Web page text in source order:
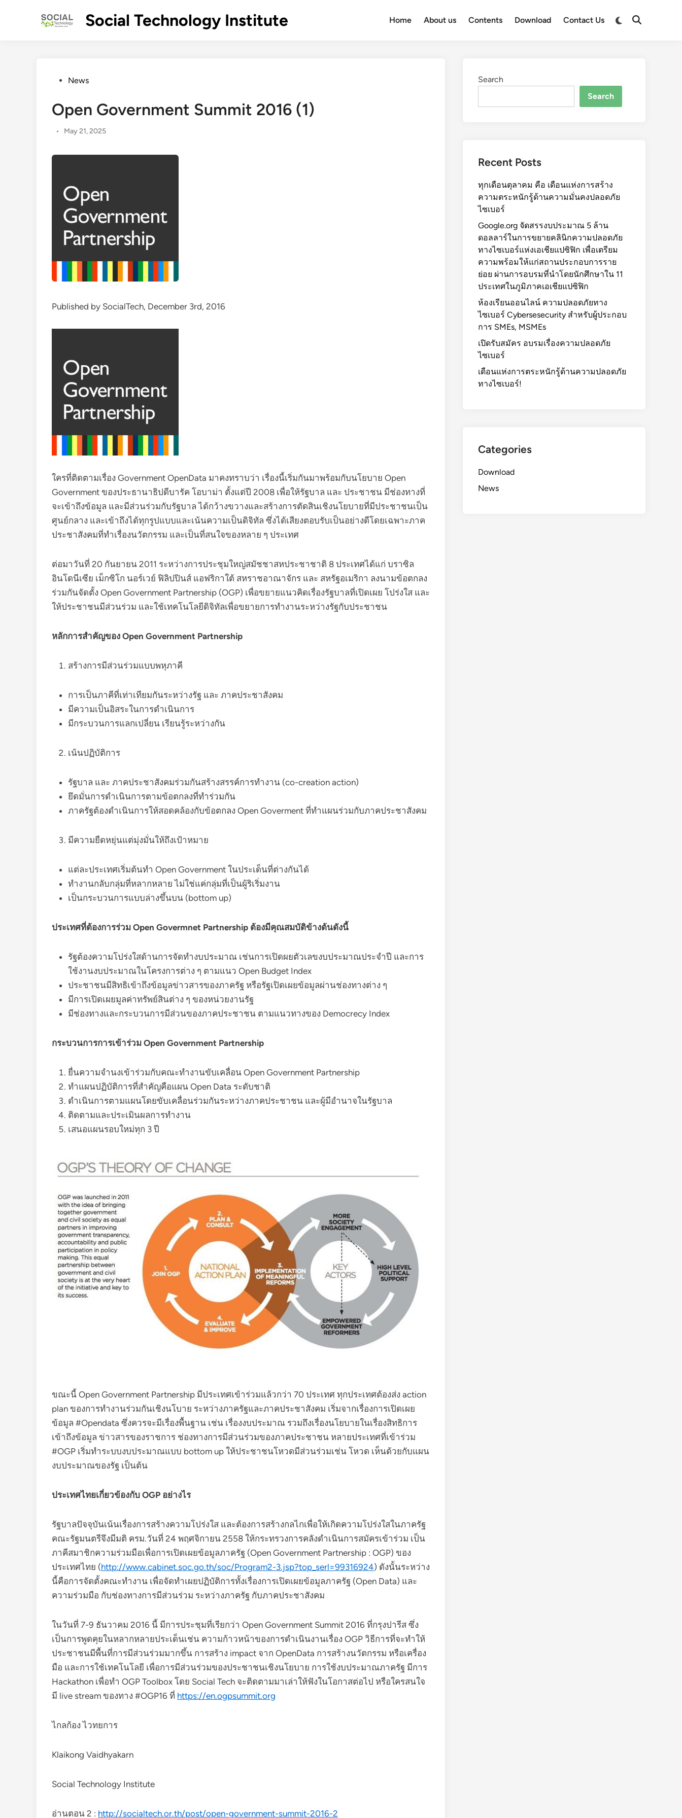
Social Technology Institute Home About us Contents Download Contact Us
PostedNews
Open Government Summit 2016 (1)
• May 21, 2025
Published by SocialTech, December 3rd, 2016
ใครที่ติดตามเรื่อง Government OpenData มาคงทราบว่า เรื่องนี้เริ่มกันมาพร้อมกับนโยบาย Open
Government ของประธานาธิปดีบารัค โอบาม่า ตั้งแต่ปี 2008 เพื่อให้รัฐบาล และ ประชาชน มีช่องทางที่
จะเข้าถึงข้อมูล และมีส่วนร่วมกับรัฐบาล ได้กว้างขวางและสร้างการตัดสินเชิงนโยบายที่มีประชาชนเป็น
ศูนย์กลาง และเข้าถึงได้ทุกรูปแบบและเน้นความเป็นดิจิทัล ซึ่งได้เสียงตอบรับเป็นอย่างดีโดยเฉพาะภาค
ประชาสังคมที่ทำเรื่องนวัตกรรม และเป็นที่สนใจของหลาย ๆ ประเทศ
ต่อมาวันที่ 20 กันยายน 2011 ระหว่างการประชุมใหญ่สมัชชาสหประชาชาติ 8 ประเทศได้แก่ บราซิล
อินโดนีเซีย เม็กซิโก นอร์เวย์ ฟิลิปปินส์ แอฟริกาใต้ สหราชอาณาจักร และ สหรัฐอเมริกา ลงนามข้อตกลง
ร่วมกันจัดตั้ง Open Government Partnership (OGP) เพื่อขยายแนวคิดเรื่องรัฐบาลที่เปิดเผย โปร่งใส และ
ให้ประชาชนมีส่วนร่วม และใช้เทคโนโลยีดิจิทัลเพื่อขยายการทำงานระหว่างรัฐกับประชาชน
หลักการสำคัญของ Open Government Partnership
สร้างการมีส่วนร่วมแบบพหุภาคี
การเป็นภาคีที่เท่าเทียมกันระหว่างรัฐ และ ภาคประชาสังคม
มีความเป็นอิสระในการดำเนินการ
มีกระบวนการแลกเปลี่ยน เรียนรู้ระหว่างกัน
เน้นปฏิบัติการ
รัฐบาล และ ภาคประชาสังคมร่วมกันสร้างสรรค์การทำงาน (co-creation action)
ยึดมั่นการดำเนินการตามข้อตกลงที่ทำร่วมกัน
ภาครัฐต้องดำเนินการให้สอดคล้องกับข้อตกลง Open Goverment ที่ทำแผนร่วมกับภาคประชาสังคม
มีความยืดหยุ่นแต่มุ่งมั่นให้ถึงเป้าหมาย
แต่ละประเทศเริ่มต้นทำ Open Government ในประเด็นที่ต่างกันได้
ทำงานกลับกลุ่มที่หลากหลาย ไม่ใช่แค่กลุ่มที่เป็นผู้ริเริ่มงาน
เป็นกระบวนการแบบล่างขึ้นบน (bottom up)
ประเทศที่ต้องการร่วม Open Govermnet Partnership ต้องมีคุณสมบัติข้างต้นดังนี้
รัฐต้องความโปร่งใสด้านการจัดทำงบประมาณ เช่นการเปิดผยตัวเลขงบประมาณประจำปี และการ
ใช้งานงบประมาณในโครงการต่าง ๆ ตามแนว Open Budget Index
ประชาชนมีสิทธิเข้าถึงข้อมูลข่าวสารของภาครัฐ หรือรัฐเปิดเผยข้อมูลผ่านช่องทางต่าง ๆ
มีการเปิดเผยมูลค่าทรัพย์สินต่าง ๆ ของหน่วยงานรัฐ
มีช่องทางและกระบวนการมีส่วนของภาคประชาชน ตามแนวทางของ Democrecy Index
กระบวนการการเข้าร่วม Open Government Partnership
ยื่นความจำนงเข้าร่วมกับคณะทำงานขับเคลื่อน Open Government Partnership
ทำแผนปฏิบัติการที่สำคัญคือแผน Open Data ระดับชาติ
ดำเนินการตามแผนโดยขับเคลื่อนร่วมกันระหว่างภาคประชาชน และผู้มีอำนาจในรัฐบาล
ติดตามและประเมินผลการทำงาน
เสนอแผนรอบใหม่ทุก 3 ปี
ขณะนี้ Open Government Partnership มีประเทศเข้าร่วมแล้วกว่า 70 ประเทศ ทุกประเทศต้องส่ง action
plan ของการทำงานร่วมกันเชิงนโบาย ระหว่างภาครัฐและภาคประชาสังคม เริ่มจากเรื่องการเปิดเผย
ข้อมูล #Opendata ซึ่งควรจะมีเรื่องพื้นฐาน เช่น เรื่องงบประมาณ รวมถึงเรื่องนโยบายในเรื่องสิทธิการ
เข้าถึงข้อมูล ข่าวสารของราชการ ช่องทางการมีส่วนร่วมของภาคประชาชน หลายประเทศที่เข้าร่วม
#OGP เริ่มทำระบบงบประมาณแบบ bottom up ให้ประชาชนโหวดมีส่วนร่วมเช่น โหวด เห็นด้วยกับแผน
งบประมาณของรัฐ เป็นต้น
ประเทศไทยเกี่ยวข้องกับ OGP อย่างไร
รัฐบาลปัจจุบันเน้นเรื่องการสร้างความโปร่งใส และต้องการสร้างกลไกเพื่อให้เกิดความโปร่งใสในภาครัฐ
คณะรัฐมนตรีจึงมีมติ ครม.วันที่ 24 พฤศจิกายน 2558 ให้กระทรวงการคลังดำเนินการสมัครเข้าร่วม เป็น
ภาคีสมาชิกความร่วมมือเพื่อการเปิดเผยข้อมูลภาครัฐ (Open Government Partnership : OGP) ของ
ประเทศไทย (http://www.cabinet.soc.go.th/soc/Program2-3.jsp?top_serl=99316924) ดังนั้นระหว่าง
นี้คือการจัดตั้งคณะทำงาน เพื่อจัดทำเผยปฏิบัติการทั้งเรื่องการเปิดเผยข้อมูลภาครัฐ (Open Data) และ
ความร่วมมือ กับช่องทางการมีส่วนร่วม ระหว่างภาครัฐ กับภาคประชาสังคม
ในวันที่ 7-9 ธันวาคม 2016 นี้ มีการประชุมที่เรียกว่า Open Government Summit 2016 ที่กรุงปารีส ซึ่ง
เป็นการพูดคุยในหลากหลายประเด็นเช่น ความก้าวหน้าของการดำเนินงานเรื่อง OGP วิธีการที่จะทำให้
ประชาชนมีพื้นที่การมีส่วนร่วมมากขึ้น การสร้าง impact จาก OpenData การสร้างนวัตกรรม หรือเครื่อง
มือ และการใช้เทคโนโลยี เพื่อการมีส่วนร่วมของประชาชนเชิงนโยบาย การใช้งบประมาณภาครัฐ มีการ
Hackathon เพื่อทำ OGP Toolbox โดย Social Tech จะติดตามมาเล่าให้ฟังในโอกาสต่อไป หรือใครสนใจ
มี live stream ของทาง #OGP16 ที่ https://en.ogpsummit.org
ไกลก้อง ไวทยการ
Klaikong Vaidhyakarn
Social Technology Institute
อ่านตอน 2 : http://socialtech.or.th/post/open-government-summit-2016-2
Search
Search
Recent Posts
ทุกเดือนตุลาคม คือ เดือนแห่งการสร้าง
ความตระหนักรู้ด้านความมั่นคงปลอดภัย
ไซเบอร์
Google.org จัดสรรงบประมาณ 5 ล้าน
ดอลลาร์ในการขยายคลินิกความปลอดภัย
ทางไซเบอร์แห่งเอเชียแปซิฟิก เพื่อเตรียม
ความพร้อมให้แก่สถานประกอบการราย
ย่อย ผ่านการอบรมที่นำโดยนักศึกษาใน 11
ประเทศในภูมิภาคเอเชียแปซิฟิก
ห้องเรียนออนไลน์ ความปลอดภัยทาง
ไซเบอร์ Cybersesecurity สำหรับผู้ประกอบ
การ SMEs, MSMEs
เปิดรับสมัคร อบรมเรื่องความปลอดภัย
ไซเบอร์
เดือนแห่งการตระหนักรู้ด้านความปลอดภัย
ทางไซเบอร์!
Categories
Download
News